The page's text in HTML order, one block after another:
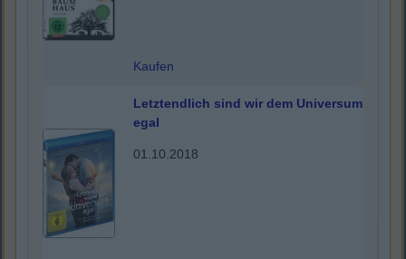
Kaufen
Letztendlich sind wir dem Universum
egal
01.10.2018